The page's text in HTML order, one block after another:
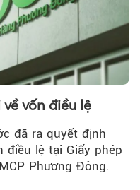
vốn điều lệ
đã ra quyết định
điều lệ tại Giấy phép
Phương Đông.